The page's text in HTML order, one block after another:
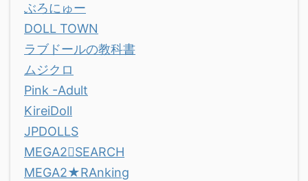
ぶろにゅー
DOLL TOWN
ラブドールの教科書
ムジクロ
Pink -Adult
KireiDoll
JPDOLLS
MEGA2SEARCH
MEGA2★RAnking